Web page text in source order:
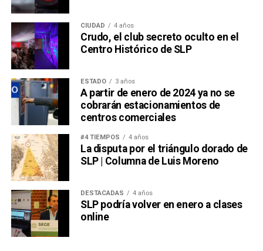
CIUDAD 4 años
Crudo, el club secreto oculto en el
Centro Histórico de SLP
ESTADO 3 años
A partir de enero de 2024 ya no se
cobrarán estacionamientos de
centros comerciales
#4 TIEMPOS 4 años
La disputa por el triángulo dorado de
SLP | Columna de Luis Moreno
DESTACADAS 4 años
SLP podría volver en enero a clases
online